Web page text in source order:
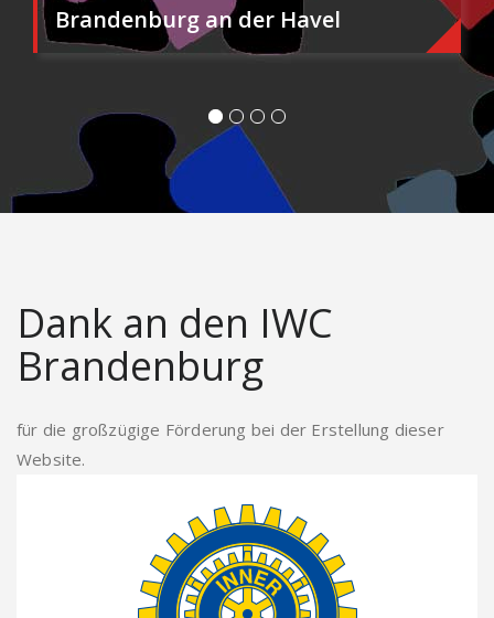
Brandenburg an der Havel
Dank an den IWC
Brandenburg
für die großzügige Förderung bei der Erstellung dieser
Website.